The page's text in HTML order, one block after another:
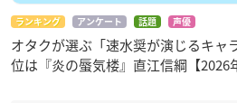
ランキング アンケート 話題 声優
オタクが選ぶ「速水奨が演じるキャ
位は『炎の蜃気楼』直江信綱【2026